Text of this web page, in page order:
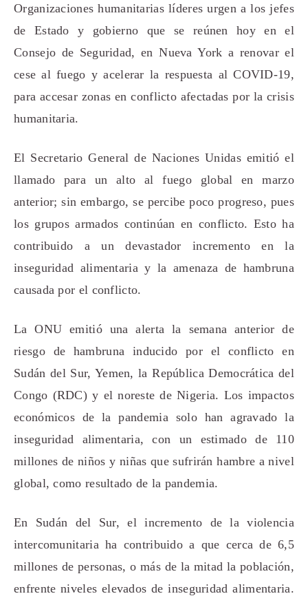
Organizaciones humanitarias líderes urgen a los jefes
de Estado y gobierno que se reúnen hoy en el
Consejo de Seguridad, en Nueva York a renovar el
cese al fuego y acelerar la respuesta al COVID-19,
para accesar zonas en conflicto afectadas por la crisis
humanitaria.
El Secretario General de Naciones Unidas emitió el
llamado para un alto al fuego global en marzo
anterior; sin embargo, se percibe poco progreso, pues
los grupos armados continúan en conflicto. Esto ha
contribuido a un devastador incremento en la
inseguridad alimentaria y la amenaza de hambruna
causada por el conflicto.
La ONU emitió una alerta la semana anterior de
riesgo de hambruna inducido por el conflicto en
Sudán del Sur, Yemen, la República Democrática del
Congo (RDC) y el noreste de Nigeria. Los impactos
económicos de la pandemia solo han agravado la
inseguridad alimentaria, con un estimado de 110
millones de niños y niñas que sufrirán hambre a nivel
global, como resultado de la pandemia.
En Sudán del Sur, el incremento de la violencia
intercomunitaria ha contribuido a que cerca de 6,5
millones de personas, o más de la mitad la población,
enfrente niveles elevados de inseguridad alimentaria.